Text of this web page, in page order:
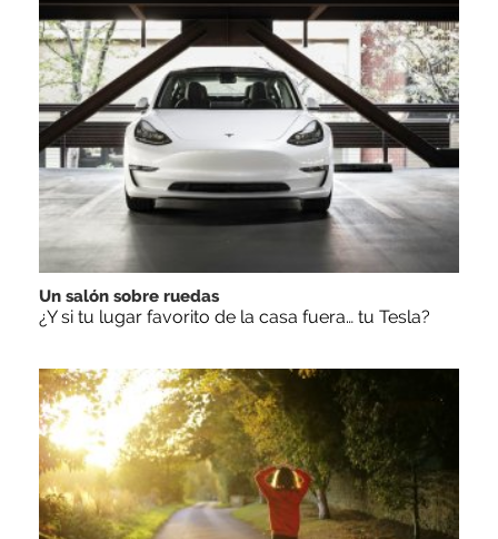
Un salón sobre ruedas
¿Y si tu lugar favorito de la casa fuera… tu Tesla?